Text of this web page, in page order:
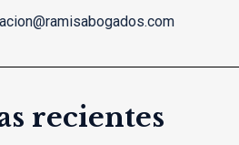
recientes